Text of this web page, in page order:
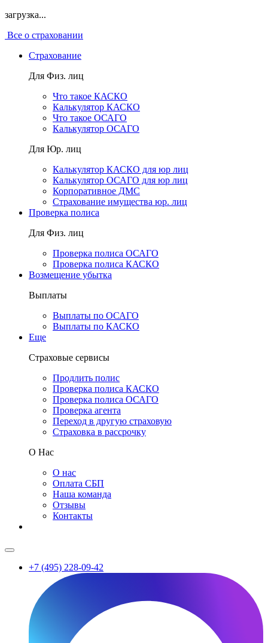
загрузка...
Все о страховании
Страхование
Для Физ. лиц
Что такое КАСКО
Калькулятор КАСКО
Что такое ОСАГО
Калькулятор ОСАГО
Для Юр. лиц
Калькулятор КАСКО для юр лиц
Калькулятор ОСАГО для юр лиц
Корпоративное ДМС
Страхование имущества юр. лиц
Проверка полиса
Для Физ. лиц
Проверка полиса ОСАГО
Проверка полиса КАСКО
Возмещение убытка
Выплаты
Выплаты по ОСАГО
Выплаты по КАСКО
Еще
Страховые сервисы
Продлить полис
Проверка полиса КАСКО
Проверка полиса ОСАГО
Проверка агента
Переход в другую страховую
Страховка в рассрочку
О Нас
О нас
Оплата СБП
Наша команда
Отзывы
Контакты
+7 (495) 228-09-42